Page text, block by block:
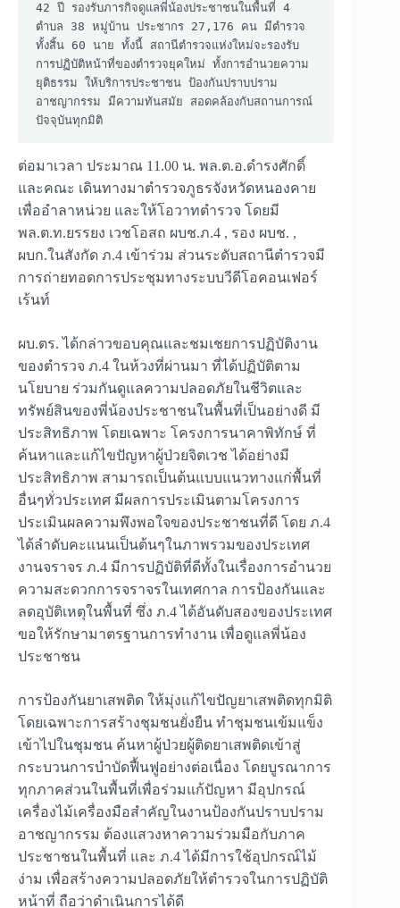
42 ปี รองรับภารกิจดูแลพี่น้องประชาชนในพื้นที่ 4
ตำบล 38 หมู่บ้าน ประชากร 27,176 คน มีตำรวจ
ทั้งสิ้น 60 นาย ทั้งนี้ สถานีตำรวจแห่งใหม่จะรองรับ
การปฏิบัติหน้าที่ของตำรวจยุคใหม่ ทั้งการอำนวยความ
ยุติธรรม ให้บริการประชาชน ป้องกันปราบปราม
อาชญากรรม มีความทันสมัย สอดคล้องกับสถานการณ์
ปัจจุบันทุกมิติ
ต่อมาเวลา ประมาณ 11.00 น. พล.ต.อ.ดำรงศักดิ์
และคณะ เดินทางมาตำรวจภูธรจังหวัดหนองคาย
เพื่ออำลาหน่วย และให้โอวาทตำรวจ โดยมี
พล.ต.ท.ยรรยง เวชโอสถ ผบช.ภ.4 , รอง ผบช. ,
ผบก.ในสังกัด ภ.4 เข้าร่วม ส่วนระดับสถานีตำรวจมี
การถ่ายทอดการประชุมทางระบบวีดีโอคอนเฟอร์
เร้นท์
ผบ.ตร. ได้กล่าวขอบคุณและชมเชยการปฏิบัติงาน
ของตำรวจ ภ.4 ในห้วงที่ผ่านมา ที่ได้ปฏิบัติตาม
นโยบาย ร่วมกันดูแลความปลอดภัยในชีวิตและ
ทรัพย์สินของพี่น้องประชาชนในพื้นที่เป็นอย่างดี มี
ประสิทธิภาพ โดยเฉพาะ โครงการนาคาพิทักษ์ ที่
ค้นหาและแก้ไขปัญหาผู้ป่วยจิตเวช ได้อย่างมี
ประสิทธิภาพ สามารถเป็นต้นแบบแนวทางแก่พื้นที่
อื่นๆทั่วประเทศ มีผลการประเมินตามโครงการ
ประเมินผลความพึงพอใจของประชาชนที่ดี โดย ภ.4
ได้ลำดับคะแนนเป็นต้นๆในภาพรวมของประเทศ
งานจราจร ภ.4 มีการปฏิบัติที่ดีทั้งในเรื่องการอำนวย
ความสะดวกการจราจรในเทศกาล การป้องกันและ
ลดอุบัติเหตุในพื้นที่ ซึ่ง ภ.4 ได้อันดับสองของประเทศ
ขอให้รักษามาตรฐานการทำงาน เพื่อดูแลพี่น้อง
ประชาชน
การป้องกันยาเสพติด ให้มุ่งแก้ไขปัญยาเสพติดทุกมิติ
โดยเฉพาะการสร้างชุมชนยั่งยืน ทำชุมชนเข้มแข็ง
เข้าไปในชุมชน ค้นหาผู้ป่วยผู้ติดยาเสพติดเข้าสู่
กระบวนการบำบัดฟื้นฟูอย่างต่อเนื่อง โดยบูรณาการ
ทุกภาคส่วนในพื้นที่เพื่อร่วมแก้ปัญหา มีอุปกรณ์
เครื่องไม้เครื่องมือสำคัญในงานป้องกันปราบปราม
อาชญากรรม ต้องแสวงหาความร่วมมือกับภาค
ประชาชนในพื้นที่ และ ภ.4 ได้มีการใช้อุปกรณ์ไม้
ง่าม เพื่อสร้างความปลอดภัยให้ตำรวจในการปฏิบัติ
หน้าที่ ถือว่าดำเนินการได้ดี